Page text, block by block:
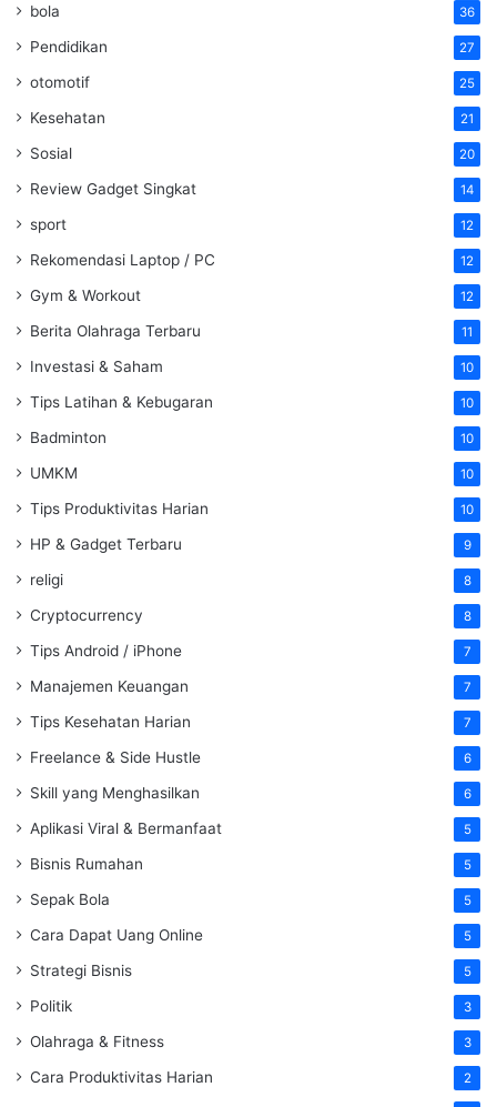
bola 36
Pendidikan 27
otomotif 25
Kesehatan 21
Sosial 20
Review Gadget Singkat 14
sport 12
Rekomendasi Laptop / PC 12
Gym & Workout 12
Berita Olahraga Terbaru 11
Investasi & Saham 10
Tips Latihan & Kebugaran 10
Badminton 10
UMKM 10
Tips Produktivitas Harian 10
HP & Gadget Terbaru 9
religi 8
Cryptocurrency 8
Tips Android / iPhone 7
Manajemen Keuangan 7
Tips Kesehatan Harian 7
Freelance & Side Hustle 6
Skill yang Menghasilkan 6
Aplikasi Viral & Bermanfaat 5
Bisnis Rumahan 5
Sepak Bola 5
Cara Dapat Uang Online 5
Strategi Bisnis 5
Politik 3
Olahraga & Fitness 3
Cara Produktivitas Harian 2